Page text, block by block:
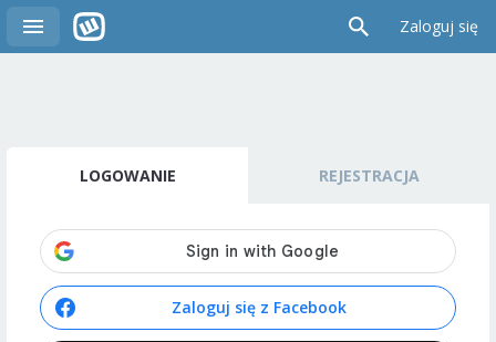
Zaloguj się
LOGOWANIE REJESTRACJA
Zaloguj się z Facebook